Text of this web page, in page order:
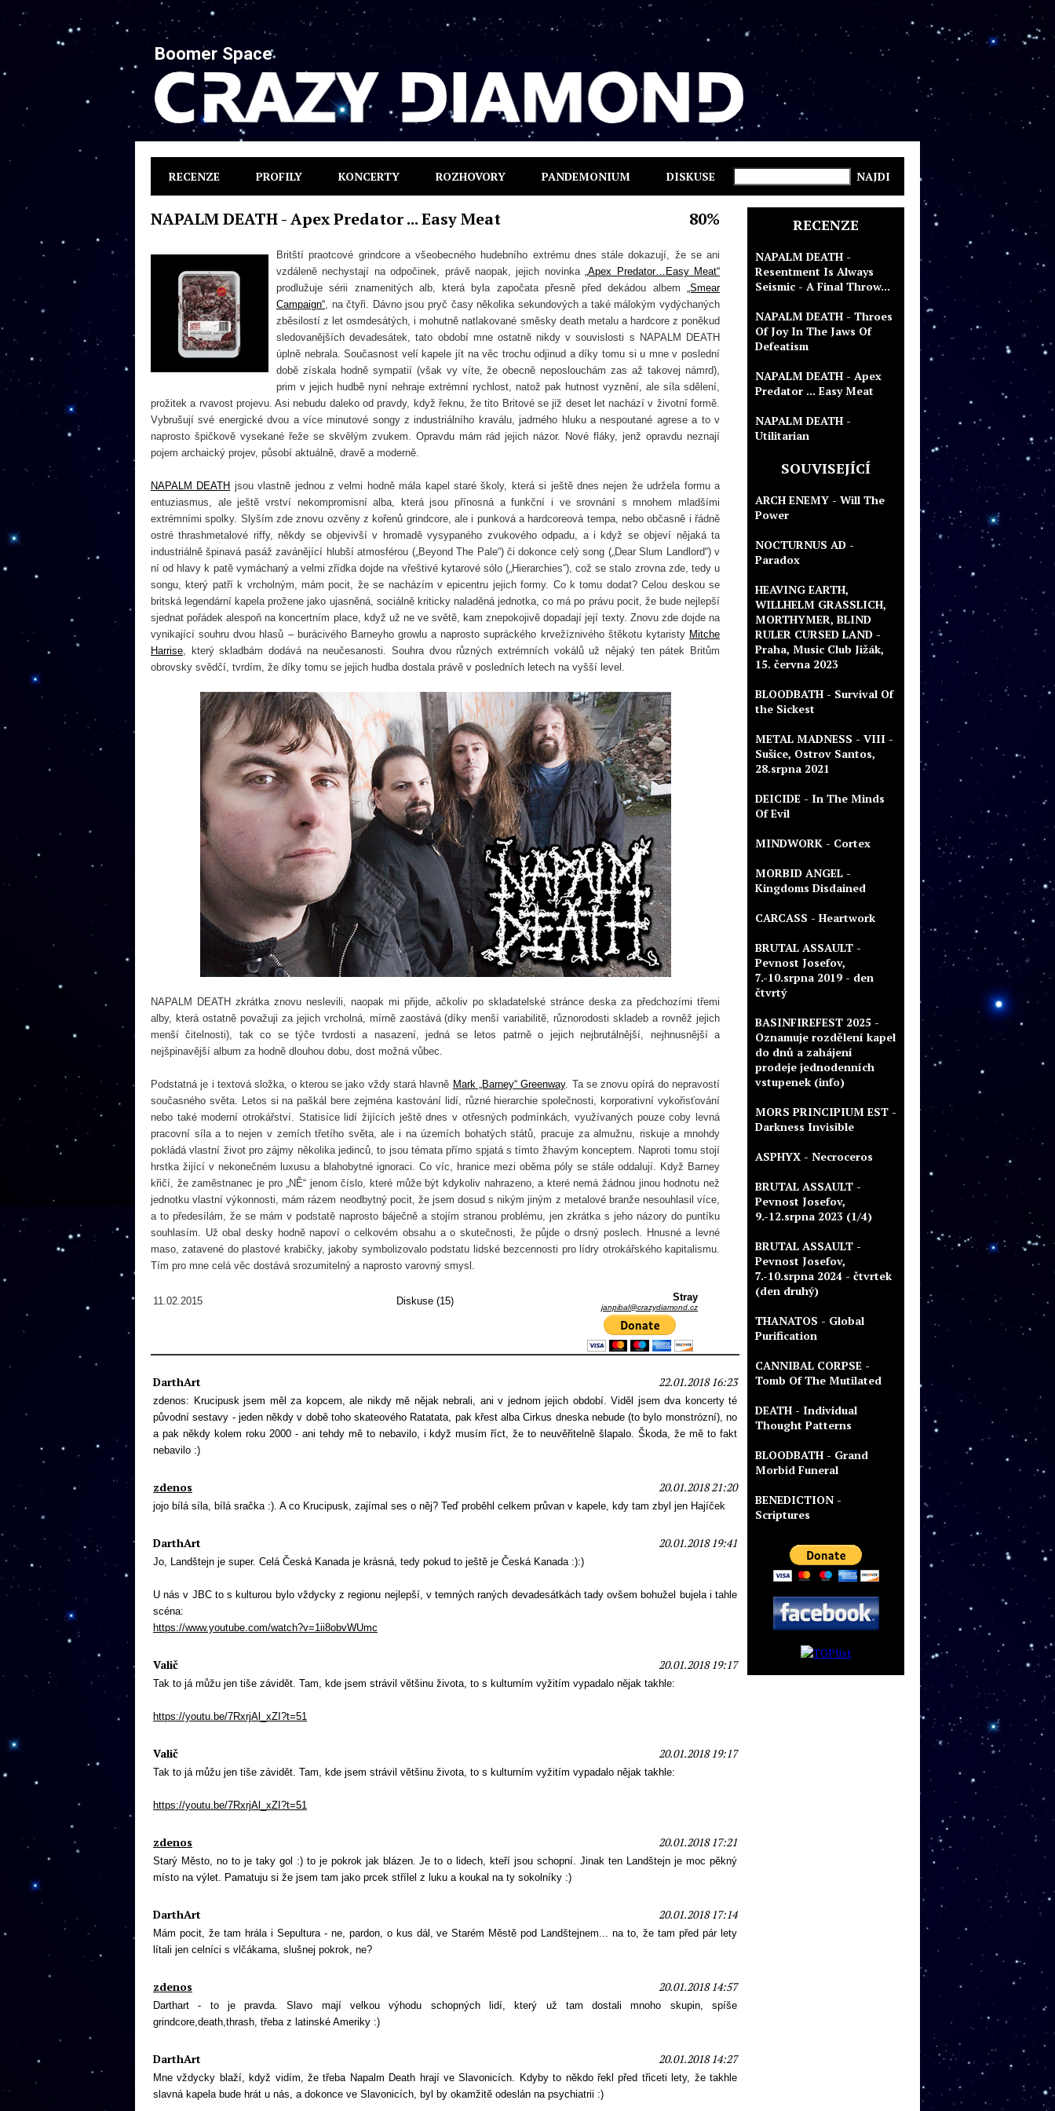
Boomer Space
RECENZE PROFILY KONCERTY ROZHOVORY PANDEMONIUM DISKUSE
NAPALM DEATH - Apex Predator ... Easy Meat 80%
Britští praotcové grindcore a všeobecného hudebního extrému dnes stále dokazují, že se ani
vzdáleně nechystají na odpočinek, právě naopak, jejich novinka„Apex Predator…Easy Meat“
prodlužuje sérii znamenitých alb, která byla započata přesně před dekádou albem „Smear
Campaign“, na čtyři. Dávno jsou pryč časy několika sekundových a také málokým vydýchaných
zběsilostí z let osmdesátých, i mohutně natlakované směsky death metalu a hardcore z poněkud
sledovanějších devadesátek, tato období mne ostatně nikdy v souvislosti s NAPALM DEATH
úplně nebrala. Současnost velí kapele jít na věc trochu odjinud a díky tomu si u mne v poslední
době získala hodně sympatií (však vy víte, že obecně neposlouchám zas až takovej námrd),
prim v jejich hudbě nyní nehraje extrémní rychlost, natož pak hutnost vyznění, ale síla sdělení,
prožitek a rvavost projevu. Asi nebudu daleko od pravdy, když řeknu, že tito Britové se již deset let nachází v životní formě.
Vybrušují své energické dvou a více minutové songy z industriálního kraválu, jadrného hluku a nespoutané agrese a to v
naprosto špičkově vysekané řeže se skvělým zvukem. Opravdu mám rád jejich názor. Nové fláky, jenž opravdu neznají
pojem archaický projev, působí aktuálně, dravě a moderně.
NAPALM DEATH jsou vlastně jednou z velmi hodně mála kapel staré školy, která si ještě dnes nejen že udržela formu a
entuziasmus, ale ještě vrství nekompromisní alba, která jsou přínosná a funkční i ve srovnání s mnohem mladšími
extrémními spolky. Slyším zde znovu ozvěny z kořenů grindcore, ale i punková a hardcoreová tempa, nebo občasně i řádně
ostré thrashmetalové riffy, někdy se objevivší v hromadě vysypaného zvukového odpadu, a i když se objeví nějaká ta
industriálně špinavá pasáž zavánějící hlubší atmosférou („Beyond The Pale“) či dokonce celý song („Dear Slum Landlord“) v
ní od hlavy k patě vymáchaný a velmi zřídka dojde navřeštivé kytarové sólo („Hierarchies“), což se stalo zrovna zde, tedy u
songu, který patří k vrcholným, mám pocit, že se nacházím v epicentru jejich formy. Co k tomu dodat? Celou deskou se
britská legendární kapela prožene jako ujasněná, sociálně kriticky naladěná jednotka, co má po právu pocit, že bude nejlepší
sjednat pořádek alespoň na koncertním place, když už ne ve světě, kam znepokojivě dopadají její texty. Znovu zde dojde na
vynikající souhru dvou hlasů – burácivého Barneyho growlu a naprosto supráckého krvežíznivého štěkotu kytaristy Mitche
Harrise, který skladbám dodává na neučesanosti. Souhra dvou různých extrémních vokálů už nějaký ten pátek Britům
obrovsky svědčí, tvrdím, že díky tomu se jejich hudba dostala právě v posledních letech na vyšší level.
NAPALM DEATH zkrátka znovu neslevili, naopak mi přijde, ačkoliv po skladatelské stránce deska za předchozími třemi
alby, která ostatně považuji za jejich vrcholná, mírně zaostává(díky menší variabilitě, různorodosti skladeb a rovněž jejich
menší čitelnosti), tak co se týče tvrdosti a nasazení, jedná se letos patrně o jejich nejbrutálnější, nejhnusnější a
nejšpinavější album za hodně dlouhou dobu, dost možná vůbec.
Podstatná je i textová složka, o kterou se jako vždy stará hlavně Mark „Barney“ Greenway. Ta se znovu opírá do nepravostí
současného světa. Letos si na paškál bere zejména kastování lidí, různé hierarchie společnosti, korporativní vykořisťování
nebo také moderní otrokářství. Statisíce lidí žijících ještě dnes v otřesných podmínkách, využívaných pouze coby levná
pracovní síla a to nejen v zemích třetího světa, ale i na územích bohatých států, pracuje za almužnu, riskuje a mnohdy
pokládá vlastní život pro zájmy několika jedinců, to jsou témata přímo spjatá s tímto žhavým konceptem. Naproti tomu stojí
hrstka žijící v nekonečném luxusu a blahobytné ignoraci. Co víc, hranice mezi oběma póly se stále oddalují. Když Barney
křičí, že zaměstnanec je pro„NĚ“ jenom číslo, které může být kdykoliv nahrazeno, a které nemá žádnou jinou hodnotu než
jednotku vlastní výkonnosti, mám rázem neodbytný pocit, že jsem dosud s nikým jiným z metalové branže nesouhlasil více,
a to předesílám, že se mám v podstatě naprosto báječně a stojím stranou problému, jen zkrátka s jeho názory do puntíku
souhlasím. Už obal desky hodně napoví o celkovém obsahu a o skutečnosti, že půjde o drsný poslech. Hnusné a levné
maso, zatavené do plastové krabičky, jakoby symbolizovalo podstatu lidské bezcennosti pro lídry otrokářského kapitalismu.
Tím pro mne celá věc dostává srozumitelný a naprosto varovný smysl.
11.02.2015 Diskuse (15) Stray
janpibal@crazydiamond.cz
DarthArt 22.01.2018 16:23
zdenos: Krucipusk jsem měl za kopcem, ale nikdy mě nějak nebrali, ani v jednom jejich období. Viděl jsem dva koncerty té
původní sestavy - jeden někdy v době toho skateového Ratatata, pak křest alba Cirkus dneska nebude (to bylo monstrózní), no
a pak někdy kolem roku 2000 - ani tehdy mě to nebavilo, i když musím říct, že to neuvěřitelně šlapalo. Škoda, že mě to fakt
nebavilo :)
zdenos 20.01.2018 21:20
jojo bílá síla, bílá sračka :). A co Krucipusk, zajímal ses o něj? Teď proběhl celkem průvan v kapele, kdy tam zbyl jen Hajíček
DarthArt 20.01.2018 19:41
Jo, Landštejn je super. Celá Česká Kanada je krásná, tedy pokud to ještě je Česká Kanada :):)
U nás v JBC to s kulturou bylo vždycky z regionu nejlepší, v temných raných devadesátkách tady ovšem bohužel bujela i tahle
scéna:
https://www.youtube.com/watch?v=1ii8obvWUmc
Valič 20.01.2018 19:17
Tak to já můžu jen tiše závidět. Tam, kde jsem strávil většinu života, to s kulturním vyžitím vypadalo nějak takhle:
https://youtu.be/7RxrjAl_xZI?t=51
Valič 20.01.2018 19:17
Tak to já můžu jen tiše závidět. Tam, kde jsem strávil většinu života, to s kulturním vyžitím vypadalo nějak takhle:
https://youtu.be/7RxrjAl_xZI?t=51
zdenos 20.01.2018 17:21
Starý Město, no to je taky gol :) to je pokrok jak blázen. Je to o lidech, kteří jsou schopní. Jinak ten Landštejn je moc pěkný
místo na výlet. Pamatuju si že jsem tam jako prcek střílel z luku a koukal na ty sokolníky :)
DarthArt 20.01.2018 17:14
Mám pocit, že tam hrála i Sepultura - ne, pardon, o kus dál, ve Starém Městě pod Landštejnem... na to, že tam před pár lety
lítali jen celníci s vlčákama, slušnej pokrok, ne?
zdenos 20.01.2018 14:57
Darthart - to je pravda. Slavo mají velkou výhodu schopných lidí, který už tam dostali mnoho skupin, spíše
grindcore,death,thrash, třeba z latinské Ameriky :)
DarthArt 20.01.2018 14:27
Mne vždycky blaží, když vidím, že třeba Napalm Death hrají ve Slavonicích. Kdyby to někdo řekl před třiceti lety, že takhle
slavná kapela bude hrát u nás, a dokonce ve Slavonicích, byl by okamžitě odeslán na psychiatrii :)
RECENZE
NAPALM DEATH -
Resentment Is Always
Seismic - A Final Throw...
NAPALM DEATH - Throes
Of Joy In The Jaws Of
Defeatism
NAPALM DEATH - Apex
Predator ... Easy Meat
NAPALM DEATH -
Utilitarian
SOUVISEJÍCÍ
ARCH ENEMY - Will The
Power
NOCTURNUS AD -
Paradox
HEAVING EARTH,
WILLHELM GRASSLICH,
MORTHYMER, BLIND
RULER CURSED LAND -
Praha, Music Club Jižák,
15. června 2023
BLOODBATH - Survival Of
the Sickest
METAL MADNESS - VIII -
Sušice, Ostrov Santos,
28.srpna 2021
DEICIDE - In The Minds
Of Evil
MINDWORK - Cortex
MORBID ANGEL -
Kingdoms Disdained
CARCASS - Heartwork
BRUTAL ASSAULT -
Pevnost Josefov,
7.-10.srpna 2019 - den
čtvrtý
BASINFIREFEST 2025 -
Oznamuje rozdělení kapel
do dnů a zahájení
prodeje jednodenních
vstupenek (info)
MORS PRINCIPIUM EST -
Darkness Invisible
ASPHYX - Necroceros
BRUTAL ASSAULT -
Pevnost Josefov,
9.-12.srpna 2023 (1/4)
BRUTAL ASSAULT -
Pevnost Josefov,
7.-10.srpna 2024 - čtvrtek
(den druhý)
THANATOS - Global
Purification
CANNIBAL CORPSE -
Tomb Of The Mutilated
DEATH - Individual
Thought Patterns
BLOODBATH - Grand
Morbid Funeral
BENEDICTION -
Scriptures